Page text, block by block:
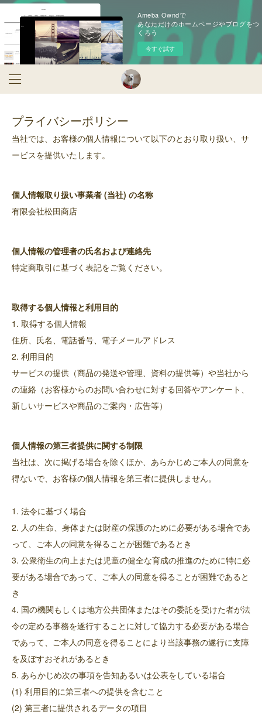
Ameba Owndで
あなただけのホームページやブログをつ
くろう
今すぐ試す
プライバシーポリシー
当社では、お客様の個人情報について以下のとおり取り扱い、サ
ービスを提供いたします。
個人情報取り扱い事業者 (当社) の名称
有限会社松田商店
個人情報の管理者の氏名および連絡先
特定商取引に基づく表記をご覧ください。
取得する個人情報と利用目的
1. 取得する個人情報
住所、氏名、電話番号、電子メールアドレス
2. 利用目的
サービスの提供（商品の発送や管理、資料の提供等）や当社から
の連絡（お客様からのお問い合わせに対する回答やアンケート、
新しいサービスや商品のご案内・広告等）
個人情報の第三者提供に関する制限
当社は、次に掲げる場合を除くほか、あらかじめご本人の同意を
得ないで、お客様の個人情報を第三者に提供しません。
1. 法令に基づく場合
2. 人の生命、身体または財産の保護のために必要がある場合であ
って、ご本人の同意を得ることが困難であるとき
3. 公衆衛生の向上または児童の健全な育成の推進のために特に必
要がある場合であって、ご本人の同意を得ることが困難であると
き
4. 国の機関もしくは地方公共団体またはその委託を受けた者が法
令の定める事務を遂行することに対して協力する必要がある場合
であって、ご本人の同意を得ることにより当該事務の遂行に支障
を及ぼすおそれがあるとき
5. あらかじめ次の事項を告知あるいは公表をしている場合
(1) 利用目的に第三者への提供を含むこと
(2) 第三者に提供されるデータの項目